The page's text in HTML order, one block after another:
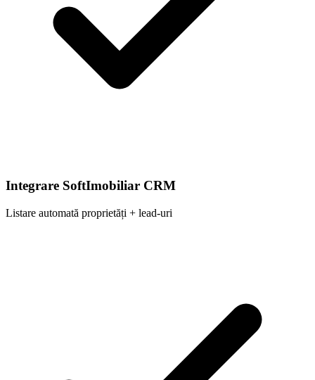
Integrare SoftImobiliar CRM
Listare automată proprietăți + lead-uri